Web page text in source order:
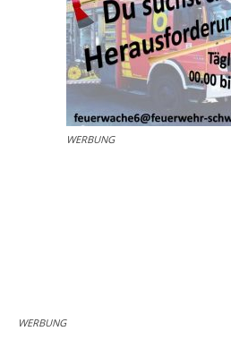
WERBUNG
WERBUNG